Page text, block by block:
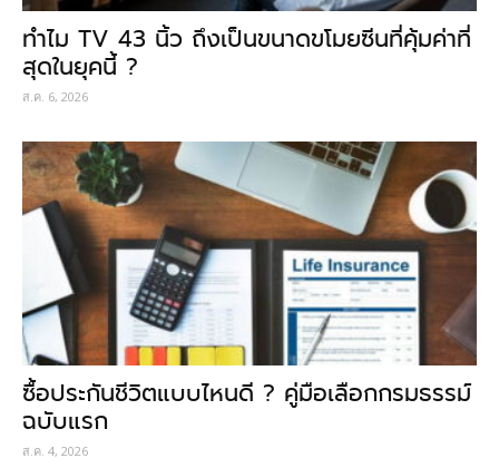
ทำไม TV 43 นิ้ว ถึงเป็นขนาดขโมยซีนที่คุ้มค่าที่
สุดในยุคนี้ ?
ส.ค. 6, 2026
ซื้อประกันชีวิตแบบไหนดี ? คู่มือเลือกกรมธรรม์
ฉบับแรก
ส.ค. 4, 2026